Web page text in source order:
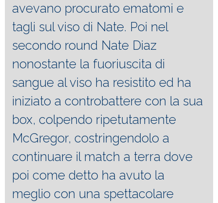
avevano procurato ematomi e
tagli sul viso di Nate. Poi nel
secondo round Nate Diaz
nonostante la fuoriuscita di
sangue al viso ha resistito ed ha
iniziato a controbattere con la sua
box, colpendo ripetutamente
McGregor, costringendolo a
continuare il match a terra dove
poi come detto ha avuto la
meglio con una spettacolare